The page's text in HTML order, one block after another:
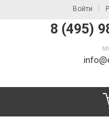
Войти
8 (495)